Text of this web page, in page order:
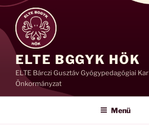
Tartalomhoz
ELTE BGGYK HÖK
ELTE Bárczi Gusztáv Gyógypedagógiai
Önkormányzat
Menü